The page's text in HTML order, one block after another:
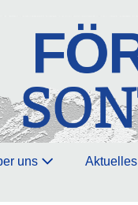
uns Aktuelles